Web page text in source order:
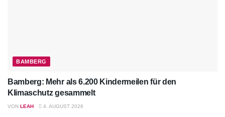
BAMBERG
Bamberg: Mehr als 6.200 Kindermeilen für den
Klimaschutz gesammelt
VON LEAH 4. AUGUST 2026